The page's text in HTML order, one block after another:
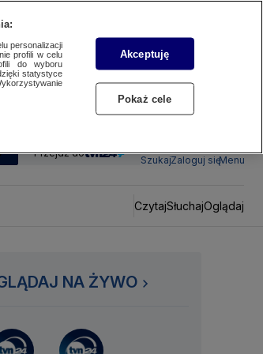
Przejdź do
SzukajZaloguj sięMenu
CzytajSłuchajOglądaj
NA ŻYWO
personalizacji
profili w celu
do wyboru
statystyce
Akceptuję
Pokaż cele